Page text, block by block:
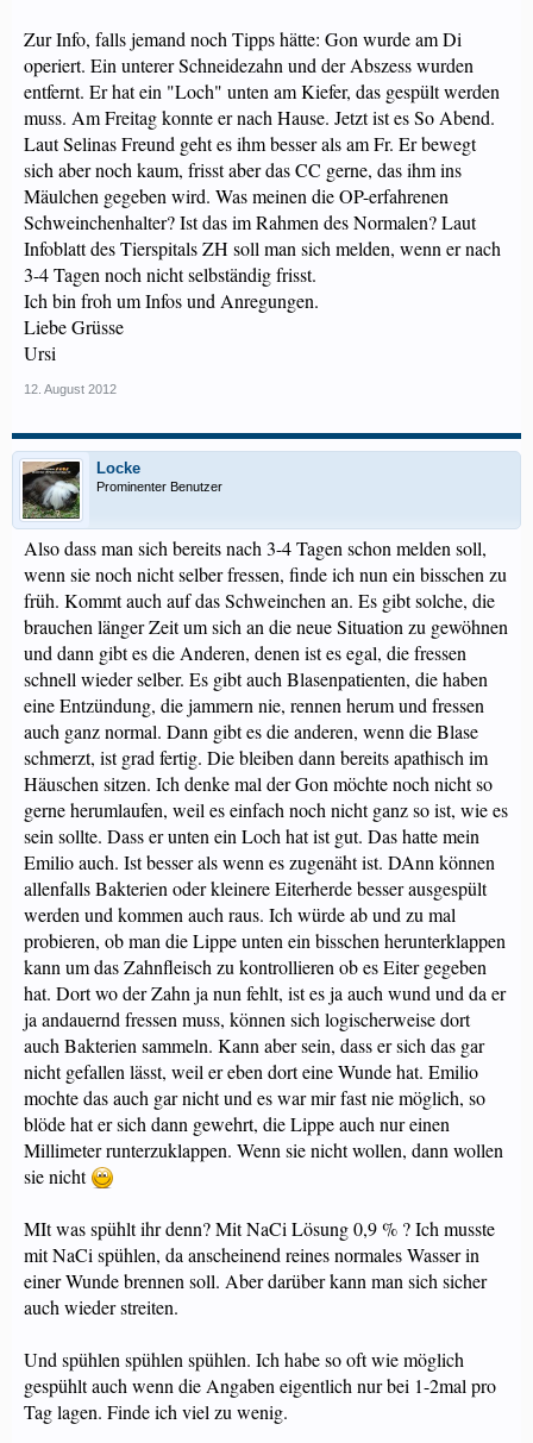
Zur Info, falls jemand noch Tipps hätte: Gon wurde am Di
operiert. Ein unterer Schneidezahn und der Abszess wurden
entfernt. Er hat ein "Loch" unten am Kiefer, das gespült werden
muss. Am Freitag konnte er nach Hause. Jetzt ist es So Abend.
Laut Selinas Freund geht es ihm besser als am Fr. Er bewegt
sich aber noch kaum, frisst aber das CC gerne, das ihm ins
Mäulchen gegeben wird. Was meinen die OP-erfahrenen
Schweinchenhalter? Ist das im Rahmen des Normalen? Laut
Infoblatt des Tierspitals ZH soll man sich melden, wenn er nach
3-4 Tagen noch nicht selbständig frisst.
Ich bin froh um Infos und Anregungen.
Liebe Grüsse
Ursi
12. August 2012
Locke
Prominenter Benutzer
Also dass man sich bereits nach 3-4 Tagen schon melden soll,
wenn sie noch nicht selber fressen, finde ich nun ein bisschen zu
früh. Kommt auch auf das Schweinchen an. Es gibt solche, die
brauchen länger Zeit um sich an die neue Situation zu gewöhnen
und dann gibt es die Anderen, denen ist es egal, die fressen
schnell wieder selber. Es gibt auch Blasenpatienten, die haben
eine Entzündung, die jammern nie, rennen herum und fressen
auch ganz normal. Dann gibt es die anderen, wenn die Blase
schmerzt, ist grad fertig. Die bleiben dann bereits apathisch im
Häuschen sitzen. Ich denke mal der Gon möchte noch nicht so
gerne herumlaufen, weil es einfach noch nicht ganz so ist, wie es
sein sollte. Dass er unten ein Loch hat ist gut. Das hatte mein
Emilio auch. Ist besser als wenn es zugenäht ist. DAnn können
allenfalls Bakterien oder kleinere Eiterherde besser ausgespült
werden und kommen auch raus. Ich würde ab und zu mal
probieren, ob man die Lippe unten ein bisschen herunterklappen
kann um das Zahnfleisch zu kontrollieren ob es Eiter gegeben
hat. Dort wo der Zahn ja nun fehlt, ist es ja auch wund und da er
ja andauernd fressen muss, können sich logischerweise dort
auch Bakterien sammeln. Kann aber sein, dass er sich das gar
nicht gefallen lässt, weil er eben dort eine Wunde hat. Emilio
mochte das auch gar nicht und es war mir fast nie möglich, so
blöde hat er sich dann gewehrt, die Lippe auch nur einen
Millimeter runterzuklappen. Wenn sie nicht wollen, dann wollen
sie nicht
MIt was spühlt ihr denn? Mit NaCi Lösung 0,9 % ? Ich musste
mit NaCi spühlen, da anscheinend reines normales Wasser in
einer Wunde brennen soll. Aber darüber kann man sich sicher
auch wieder streiten.
Und spühlen spühlen spühlen. Ich habe so oft wie möglich
gespühlt auch wenn die Angaben eigentlich nur bei 1-2mal pro
Tag lagen. Finde ich viel zu wenig.